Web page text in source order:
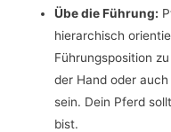
Übe die Führung:
hierarchisch
Führungsposition
der Hand oder
sein. Dein Pferd
bist.